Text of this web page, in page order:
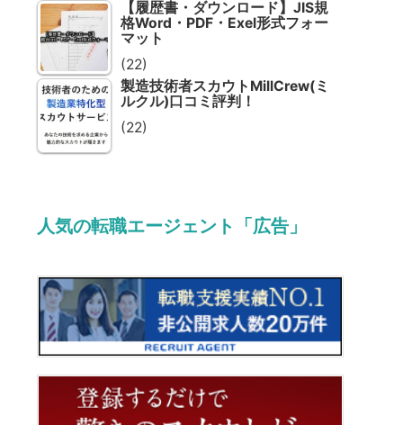
【履歴書・ダウンロード】JIS規
格Word・PDF・Exel形式フォー
マット
(22)
製造技術者スカウトMillCrew(ミ
ルクル)口コミ評判！
(22)
人気の転職エージェント「広告」